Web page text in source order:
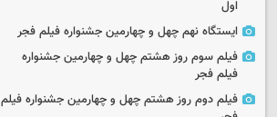
اول
ایستگاه نهم چهل و چهارمین جشنواره فیلم فجر
فیلم سوم روز هشتم چهل و چهارمین جشنواره
فیلم فجر
فیلم دوم روز هشتم چهل و چهارمین جشنواره فیلم